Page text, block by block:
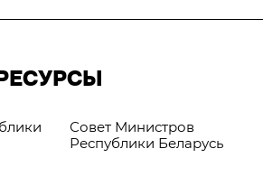
Совет Министров
Республики Беларусь